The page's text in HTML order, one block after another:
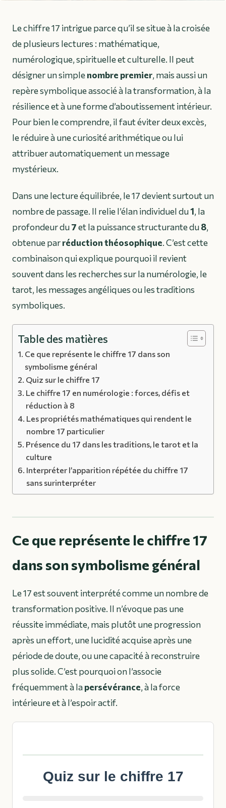
Le chiffre 17 intrigue parce qu’il se situe à la croisée
de plusieurs lectures : mathématique,
numérologique, spirituelle et culturelle. Il peut
désigner un simplenombre premier, mais aussi un
repère symbolique associé à la transformation, à la
résilience et à une forme d’aboutissement intérieur.
Pour bien le comprendre, il faut éviter deux excès,
le réduire à une curiosité arithmétique ou lui
attribuer automatiquement un message
mystérieux.
Dans une lecture équilibrée, le 17 devient surtout un
nombre de passage. Il relie l’élan individuel du1, la
profondeur du7et la puissance structurante du8,
obtenue parréduction théosophique. C’est cette
combinaison qui explique pourquoi il revient
souvent dans les recherches sur la numérologie, le
tarot, les messages angéliques ou les traditions
symboliques.
Table des matières
Ce que représente le chiffre 17 dans son
symbolisme général
Quiz sur le chiffre 17
Le chiffre 17 en numérologie : forces, défis et
réduction à 8
Les propriétés mathématiques qui rendent le
nombre 17 particulier
Présence du 17 dans les traditions, le tarot et la
culture
Interpréter l’apparition répétée du chiffre 17
sans surinterpréter
Ce que représente le chiffre 17
dans son symbolisme général
Le 17 est souvent interprété comme un nombre de
transformation positive. Il n’évoque pas une
réussite immédiate, mais plutôt une progression
après un effort, une lucidité acquise après une
période de doute, ou une capacité à reconstruire
plus solide. C’est pourquoi on l’associe
fréquemment à lapersévérance, à la force
intérieure et à l’espoir actif.
Quiz sur le chiffre 17